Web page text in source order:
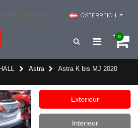
Ihr Land aus --> ÖSTERREICH
0
Astra
Astra K bis MJ 2020
Exterieur
Interieur